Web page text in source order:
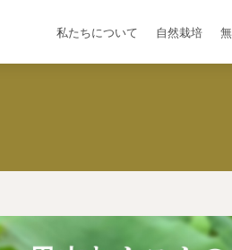
私たちについて 自然栽培